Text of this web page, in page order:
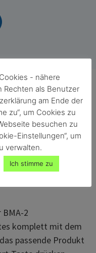
humimeter BMA-
läuft voll
2
komplett mit dem
passende Produkt
- nähere
Rechten als Benutzer
am Ende der
zu“, um Cookies zu
besuchen zu
Einstellungen“, um
verwalten.
Ich stimme zu